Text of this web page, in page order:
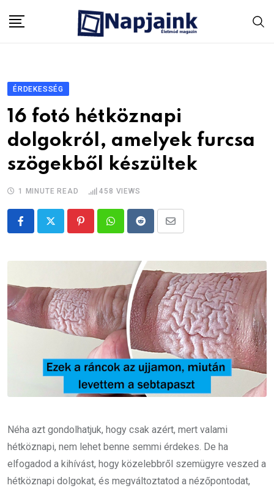
ÉRDEKESSÉG
16 fotó hétköznapi
dolgokról, amelyek furcsa
szögekből készültek
1 MINUTE READ 458 VIEWS
PinterestWhatsappRedditShare
Email
Néha azt gondolhatjuk, hogy csak azért, mert valami
hétköznapi, nem lehet benne semmi érdekes. De ha
elfogadod a kihívást, hogy közelebbről szemügyre veszed a
hétköznapi dolgokat, és megváltoztatod a nézőpontodat,